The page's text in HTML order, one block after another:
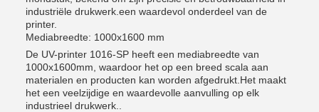
industriële drukwerk.een waardevol onderdeel van de
printer.
Mediabreedte: 1000x1600 mm
De UV-printer 1016-SP heeft een mediabreedte van
1000x1600mm, waardoor het op een breed scala aan
materialen en producten kan worden afgedrukt.Het maakt
het een veelzijdige en waardevolle aanvulling op elk
industrieel drukwerk..